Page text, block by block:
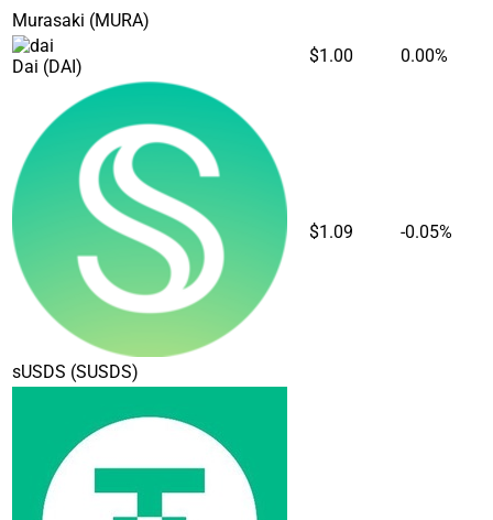
Murasaki (MURA)
Dai (DAI)
$1.00 0.00%
sUSDS (SUSDS)
$1.09 -0.05%